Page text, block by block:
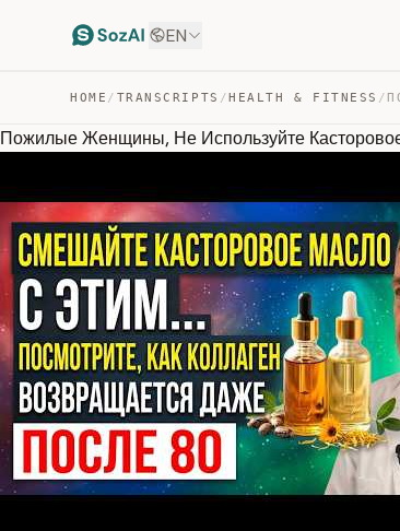
EN
HOME / TRANSCRIPTS /HEALTH & FITNESS /
Пожилые Женщины, Не Используйте